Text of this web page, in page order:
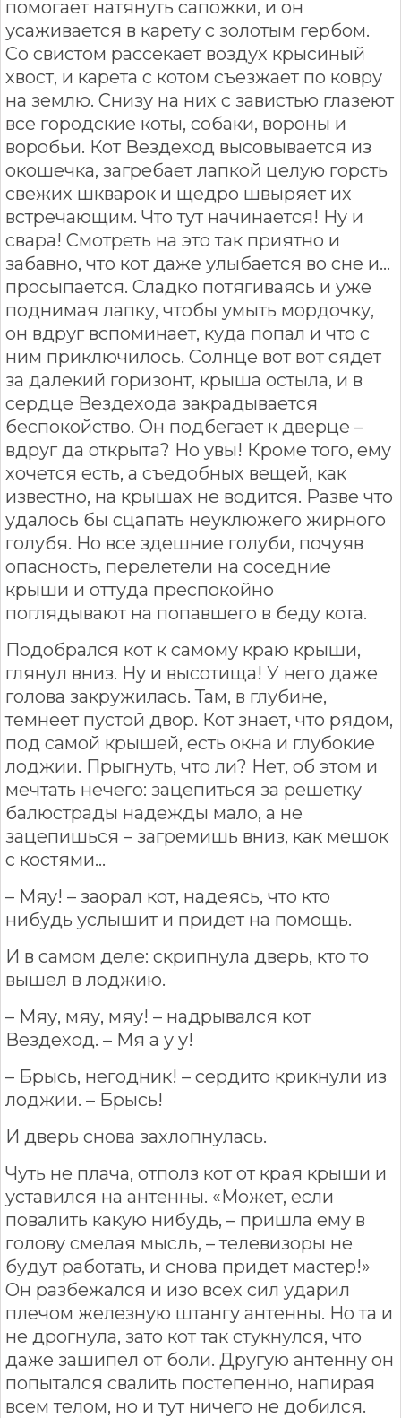
помогает натянуть сапожки, и он
усаживается в карету с золотым гербом.
Со свистом рассекает воздух крысиный
хвост, и карета с котом съезжает по ковру
на землю. Снизу на них с завистью глазеют
все городские коты, собаки, вороны и
воробьи. Кот Вездеход высовывается из
окошечка, загребает лапкой целую горсть
свежих шкварок и щедро швыряет их
встречающим. Что тут начинается! Ну и
свара! Смотреть на это так приятно и
забавно, что кот даже улыбается во сне и…
просыпается. Сладко потягиваясь и уже
поднимая лапку, чтобы умыть мордочку,
он вдруг вспоминает, куда попал и что с
ним приключилось. Солнце вот вот сядет
за далекий горизонт, крыша остыла, и в
сердце Вездехода закрадывается
беспокойство. Он подбегает к дверце –
вдруг да открыта? Но увы! Кроме того, ему
хочется есть, а съедобных вещей, как
известно, на крышах не водится. Разве что
удалось бы сцапать неуклюжего жирного
голубя. Но все здешние голуби, почуяв
опасность, перелетели на соседние
крыши и оттуда преспокойно
поглядывают на попавшего в беду кота.
Подобрался кот к самому краю крыши,
глянул вниз. Ну и высотища! У него даже
голова закружилась. Там, в глубине,
темнеет пустой двор. Кот знает, что рядом,
под самой крышей, есть окна и глубокие
лоджии. Прыгнуть, что ли? Нет, об этом и
мечтать нечего: зацепиться за решетку
балюстрады надежды мало, а не
зацепишься – загремишь вниз, как мешок
с костями…
– Мяу! – заорал кот, надеясь, что кто
нибудь услышит и придет на помощь.
И в самом деле: скрипнула дверь, кто то
вышел в лоджию.
– Мяу, мяу, мяу! – надрывался кот
Вездеход. – Мя а у у!
– Брысь, негодник! – сердито крикнули из
лоджии. – Брысь!
И дверь снова захлопнулась.
Чуть не плача, отполз кот от края крыши и
уставился на антенны. «Может, если
повалить какую нибудь, – пришла ему в
голову смелая мысль, – телевизоры не
будут работать, и снова придет мастер!»
Он разбежался и изо всех сил ударил
плечом железную штангу антенны. Но та и
не дрогнула, зато кот так стукнулся, что
даже зашипел от боли. Другую антенну он
попытался свалить постепенно, напирая
всем телом, но и тут ничего не добился.